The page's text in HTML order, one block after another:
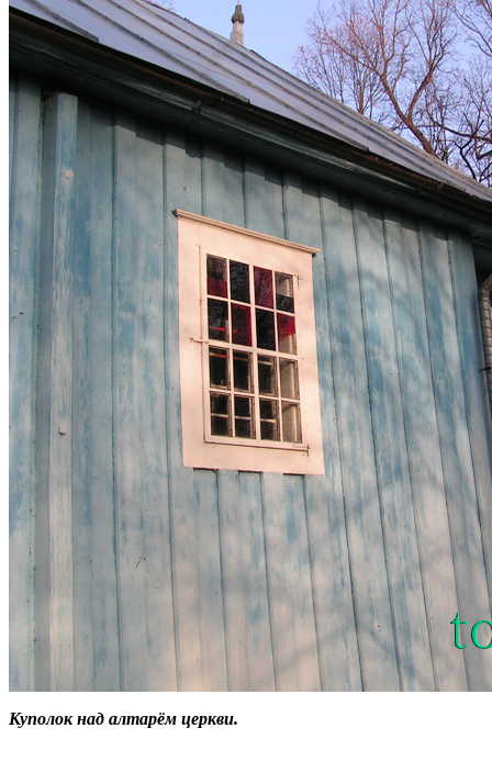
Куполок над алтарём церкви.